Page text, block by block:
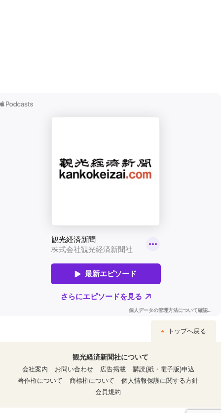
トップへ戻る
観光経済新聞社について
会社案内
お問い合わせ 広告掲載
購読(紙・電子版)申込
著作権について
商標権について
個人情報保護に関する方針
会員規約